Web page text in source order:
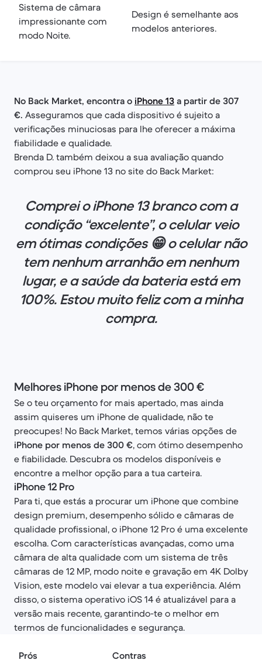
Sistema de câmara
impressionante com
modo Noite.
Design é semelhante aos
modelos anteriores.
No Back Market, encontra o iPhone 13 a partir de 307
€. Asseguramos que cada dispositivo é sujeito a
verificações minuciosas para lhe oferecer a máxima
fiabilidade e qualidade.
Brenda D. também deixou a sua avaliação quando
comprou seu iPhone 13 no site do Back Market:
Comprei o iPhone 13 branco com a
condição “excelente”, o celular veio
em ótimas condições 😁 o celular não
tem nenhum arranhão em nenhum
lugar, e a saúde da bateria está em
100%. Estou muito feliz com a minha
compra.
Melhores iPhone por menos de 300 €
Se o teu orçamento for mais apertado, mas ainda
assim quiseres um iPhone de qualidade, não te
preocupes! No Back Market, temos várias opções de
iPhone por menos de 300 €, com ótimo desempenho
e fiabilidade. Descubra os modelos disponíveis e
encontre a melhor opção para a tua carteira.
iPhone 12 Pro
Para ti, que estás a procurar um iPhone que combine
design premium, desempenho sólido e câmaras de
qualidade profissional, o iPhone 12 Pro é uma excelente
escolha. Com características avançadas, como uma
câmara de alta qualidade com um sistema de três
câmaras de 12 MP, modo noite e gravação em 4K Dolby
Vision, este modelo vai elevar a tua experiência. Além
disso, o sistema operativo iOS 14 é atualizável para a
versão mais recente, garantindo-te o melhor em
termos de funcionalidades e segurança.
Prós Contras